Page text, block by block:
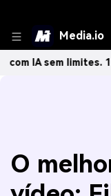
Media.io
sem limites. 100%
O